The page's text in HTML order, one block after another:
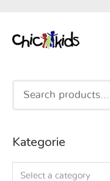
Search
Kategorie
Select a category